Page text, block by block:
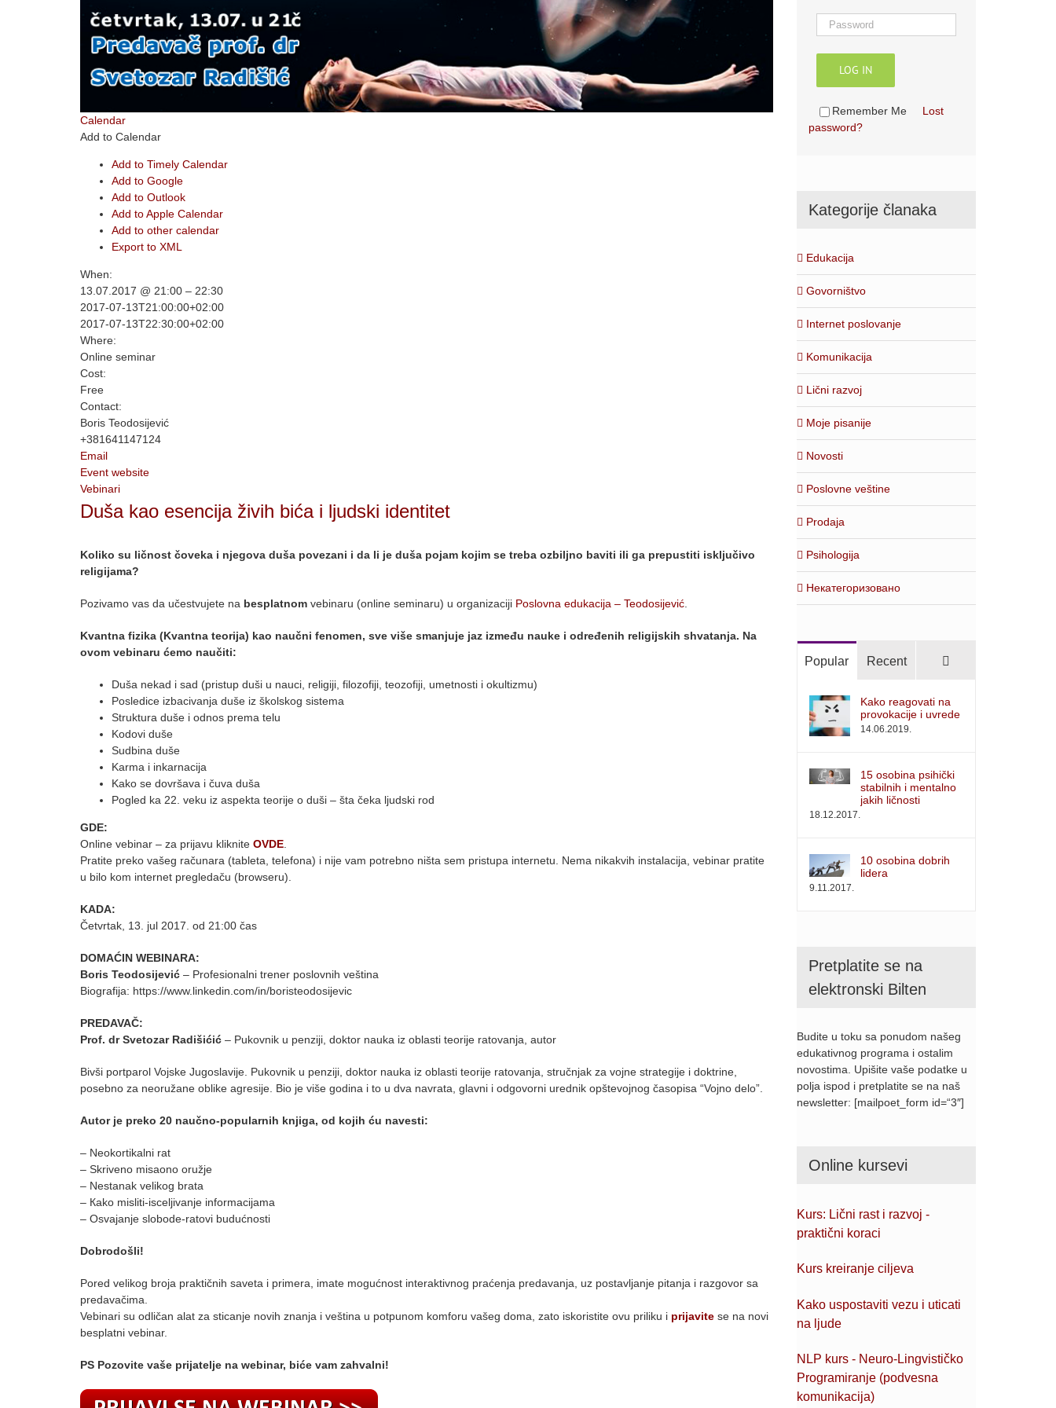
Calendar
Add to Calendar
Add to Timely Calendar
Add to Google
Add to Outlook
Add to Apple Calendar
Add to other calendar
Export to XML
When:
13.07.2017 @ 21:00 – 22:30
2017-07-13T21:00:00+02:00
2017-07-13T22:30:00+02:00
Where:
Online seminar
Cost:
Free
Contact:
Boris Teodosijević
+381641147124
Email
Event website
Vebinari
Duša kao esencija živih bića i ljudski identitet
Koliko su ličnost čoveka i njegova duša povezani i da li je duša pojam kojim se treba ozbiljno baviti ili ga prepustiti isključivo
religijama?
Pozivamo vas da učestvujete na besplatnom vebinaru (online seminaru) u organizaciji Poslovna edukacija – Teodosijević
Kvantna fizika (Kvantna teorija) kao naučni fenomen, sve više smanjuje jaz između nauke i određenih religijskih shvatanja. Na
ovom vebinaru ćemo naučiti:
Duša nekad i sad (pristup duši u nauci, religiji, filozofiji, teozofiji, umetnosti i okultizmu)
Posledice izbacivanja duše iz školskog sistema
Struktura duše i odnos prema telu
Kodovi duše
Sudbina duše
Karma i inkarnacija
Kako se dovršava i čuva duša
Pogled ka 22. veku iz aspekta teorije o duši – šta čeka ljudski rod
GDE:
Online vebinar – za prijavu kliknite OVDE
Pratite preko vašeg računara (tableta, telefona) i nije vam potrebno ništa sem pristupa internetu. Nema nikakvih instalacija, vebinar pratite
u bilo kom internet pregledaču (browseru).
KADA:
Četvrtak, 13. jul 2017. od 21:00 čas
DOMAĆIN WEBINARA:
Boris Teodosijević – Profesionalni trener poslovnih veština
Biografija: https://www.linkedin.com/in/boristeodosijevic
PREDAVAČ:
Prof. dr Svetozar Radišićić – Pukovnik u penziji, doktor nauka iz oblasti teorije ratovanja, autor
Bivši portparol Vojske Jugoslavije. Pukovnik u penziji, doktor nauka iz oblasti teorije ratovanja, stručnjak za vojne strategije i doktrine,
posebno za neoružane oblike agresije. Bio je više godina i to u dva navrata, glavni i odgovorni urednik opštevojnog časopisa “Vojno delo”.
Autor je preko 20 naučno-popularnih knjiga, od kojih ću navesti:
– Neokortikalni rat
– Skriveno misaono oružje
– Nestanak velikog brata
– Кako misliti-isceljivanje informacijama
– Osvajanje slobode-ratovi budućnosti
Dobrodošli!
Pored velikog broja praktičnih saveta i primera, imate mogućnost interaktivnog praćenja predavanja, uz postavljanje pitanja i razgovor sa
predavačima.
Vebinari su odličan alat za sticanje novih znanja i veština u potpunom komforu vašeg doma, zato iskoristite ovu priliku i prijavite se na novi
besplatni vebinar.
PS Pozovite vaše prijatelje na webinar, biće vam zahvalni!
LOG IN
Remember Me
Lost
password?
Kategorije članaka
Edukacija
Govorništvo
Internet poslovanje
Komunikacija
Lični razvoj
Moje pisanije
Novosti
Poslovne veštine
Prodaja
Psihologija
Некатегоризовано
Popular Recent
Kako reagovati na
provokacije i uvrede
14.06.2019.
15 osobina psihički
stabilnih i mentalno
jakih ličnosti
18.12.2017.
10 osobina dobrih
lidera
9.11.2017.
Pretplatite se na
elektronski Bilten
Budite u toku sa ponudom našeg
edukativnog programa i ostalim
novostima. Upišite vaše podatke u
polja ispod i pretplatite se na naš
newsletter: [mailpoet_form id=“3″]
Online kursevi
Kurs: Lični rast i razvoj -
praktični koraci
Kurs kreiranje ciljeva
Kako uspostaviti vezu i uticati
na ljude
NLP kurs - Neuro-Lingvističko
Programiranje (podvesna
komunikacija)